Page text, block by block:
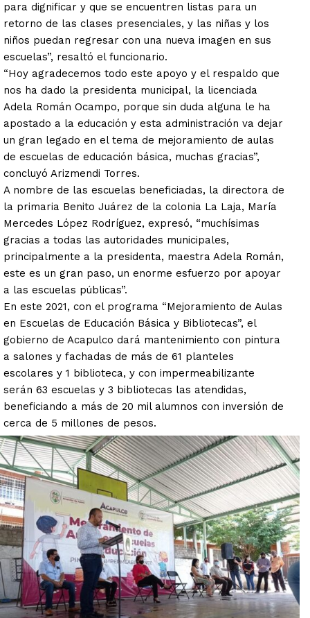
para dignificar y que se encuentren listas para un
retorno de las clases presenciales, y las niñas y los
niños puedan regresar con una nueva imagen en sus
escuelas”, resaltó el funcionario.
“Hoy agradecemos todo este apoyo y el respaldo que
nos ha dado la presidenta municipal, la licenciada
Adela Román Ocampo, porque sin duda alguna le ha
apostado a la educación y esta administración va dejar
un gran legado en el tema de mejoramiento de aulas
de escuelas de educación básica, muchas gracias”,
concluyó Arizmendi Torres.
A nombre de las escuelas beneficiadas, la directora de
la primaria Benito Juárez de la colonia La Laja, María
Mercedes López Rodríguez, expresó, “muchísimas
gracias a todas las autoridades municipales,
principalmente a la presidenta, maestra Adela Román,
este es un gran paso, un enorme esfuerzo por apoyar
a las escuelas públicas”.
En este 2021, con el programa “Mejoramiento de Aulas
en Escuelas de Educación Básica y Bibliotecas”, el
gobierno de Acapulco dará mantenimiento con pintura
a salones y fachadas de más de 61 planteles
escolares y 1 biblioteca, y con impermeabilizante
serán 63 escuelas y 3 bibliotecas las atendidas,
beneficiando a más de 20 mil alumnos con inversión de
cerca de 5 millones de pesos.